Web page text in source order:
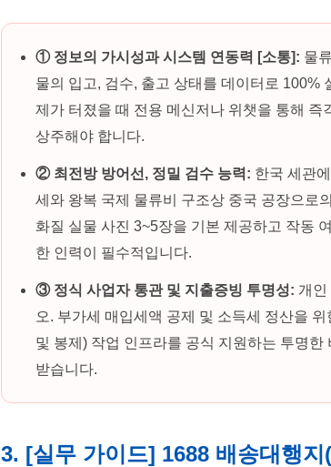
① 정보의 가시성과 시스템 연동력 [소통]: 물
물의 입고, 검수, 출고 상태를 데이터로 100%
제가 터졌을 때 전용 메신저나 위챗을 통해 즉
상주해야 합니다.
② 최전방 방어선, 정밀 검수 능력: 한국 세관
세와 왕복 국제 물류비 구조상 중국 공장으로
화질 실물 사진 3~5장을 기본 제공하고 작동
한 인력이 필수적입니다.
③ 정식 사업자 통관 및 지출증빙 투명성: 개인
오. 부가세 매입세액 공제 및 소득세 정산을
및 봉제) 작업 인프라를 공식 지원하는 투명
받습니다.
3. [실무 가이드] 1688 배송대행